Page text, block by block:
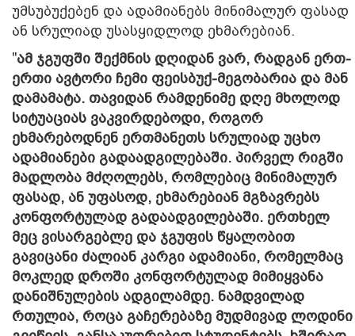
უმსუბუქებენ და ადამიანებს მინიმალურ ფასად
ან სრულიად უსასყიდლოდ ეხმარებიან.
"ამ ჯგუფში შექმნის დღიდან ვარ, რადგან ერთ-
ერთი ავტორი ჩემი ფეისბუქ-მეგობარია და მან
დამამატა. თავიდან რამდენიმე დღე მხოლოდ
სიტუაციას ვაკვირდებოდი, როგორ
ეხმარებოდნენ ერთმანეთს სრულიად უცხო
ადამიანები გადაადგილებაში. პირველ რიგში
მადლობა მძღოლებს, რომლებიც მინიმალურ
ფასად, ან უფასოდ, ეხმარებიან მგზავრებს
კონფორტულად გადაადგილებაში. ერთხელ
მეც ვისარგებლე და ჯგუფის წყალობით
გავიცანი ძალიან კარგი ადამიანი, რომელმაც
მოკლედ დროში კონფორტულად მიმიყვანა
დანიშნულების ადგილამდე. ნამდვილად
რთულია, როცა გაჩერებაზე მუდმივად ლოდინი